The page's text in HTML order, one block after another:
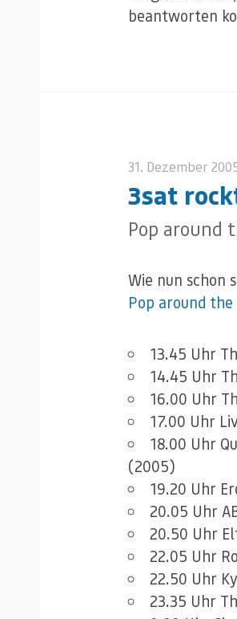
beantworten
31. Dezember
3sat
Pop around
Wie nun schon
Pop around
13.45 Uhr
14.45 Uhr
16.00 Uhr
17.00 Uhr
18.00 Uhr
(2005)
19.20 Uhr
20.05 Uhr
20.50 Uhr
22.05 Uhr
22.50 Uhr
23.35 Uhr